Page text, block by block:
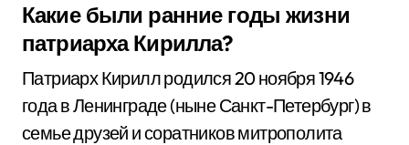
Какие были ранние годы жизни
патриарха Кирилла?
Патриарх Кирилл родился 20 ноября 1946
года в Ленинграде (ныне Санкт-Петербург) в
семье друзей и соратников митрополита